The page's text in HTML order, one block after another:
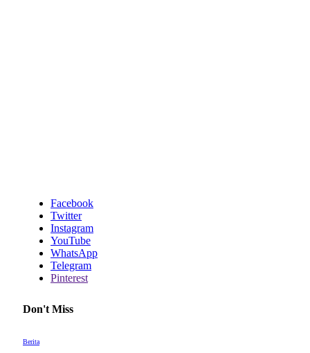
Facebook
Twitter
Instagram
YouTube
WhatsApp
Telegram
Pinterest
Don't Miss
Berita